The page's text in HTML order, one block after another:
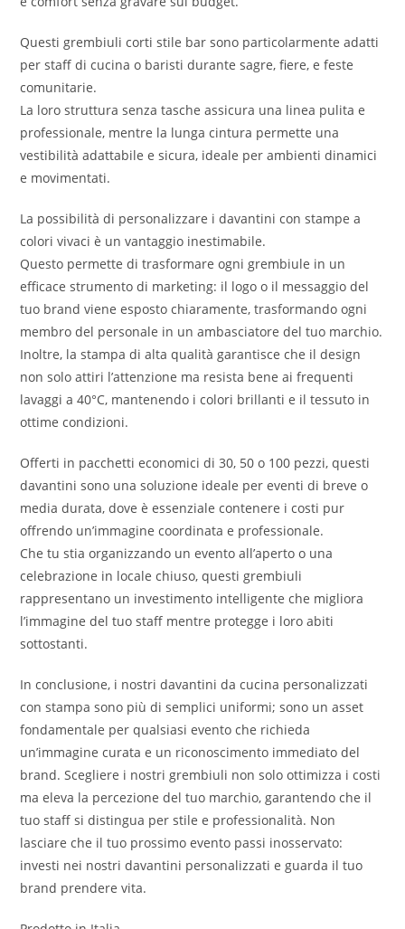
Questi grembiuli corti stile bar sono particolarmente adatti
per staff di cucina o baristi durante sagre, fiere, e feste
comunitarie.
La loro struttura senza tasche assicura una linea pulita e
professionale, mentre la lunga cintura permette una
vestibilità adattabile e sicura, ideale per ambienti dinamici
e movimentati.
La possibilità di personalizzare i davantini con stampe a
colori vivaci è un vantaggio inestimabile.
Questo permette di trasformare ogni grembiule in un
efficace strumento di marketing: il logo o il messaggio del
tuo brand viene esposto chiaramente, trasformando ogni
membro del personale in un ambasciatore del tuo marchio.
Inoltre, la stampa di alta qualità garantisce che il design
non solo attiri l’attenzione ma resista bene ai frequenti
lavaggi a 40°C, mantenendo i colori brillanti e il tessuto in
ottime condizioni.
Offerti in pacchetti economici di 30, 50 o 100 pezzi, questi
davantini sono una soluzione ideale per eventi di breve o
media durata, dove è essenziale contenere i costi pur
offrendo un’immagine coordinata e professionale.
Che tu stia organizzando un evento all’aperto o una
celebrazione in locale chiuso, questi grembiuli
rappresentano un investimento intelligente che migliora
l’immagine del tuo staff mentre protegge i loro abiti
sottostanti.
In conclusione, i nostri davantini da cucina personalizzati
con stampa sono più di semplici uniformi; sono un asset
fondamentale per qualsiasi evento che richieda
un’immagine curata e un riconoscimento immediato del
brand. Scegliere i nostri grembiuli non solo ottimizza i costi
ma eleva la percezione del tuo marchio, garantendo che il
tuo staff si distingua per stile e professionalità. Non
lasciare che il tuo prossimo evento passi inosservato:
investi nei nostri davantini personalizzati e guarda il tuo
brand prendere vita.